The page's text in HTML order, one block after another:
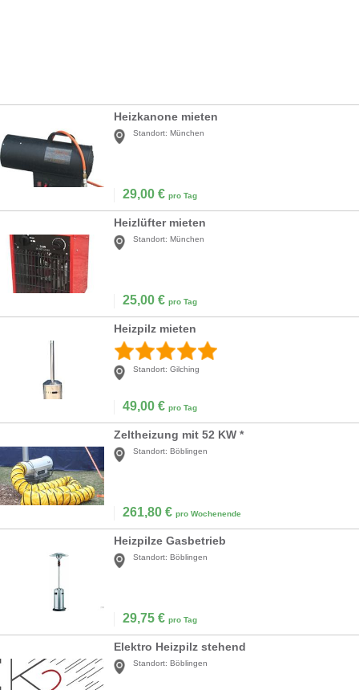
Heizkanone mieten
Standort: München
29,00 € pro Tag
Heizlüfter mieten
Standort: München
25,00 € pro Tag
Heizpilz mieten
Standort: Gilching
49,00 € pro Tag
Zeltheizung mit 52 KW *
Standort: Böblingen
261,80 € pro Wochenende
Heizpilze Gasbetrieb
Standort: Böblingen
29,75 € pro Tag
Elektro Heizpilz stehend
Standort: Böblingen